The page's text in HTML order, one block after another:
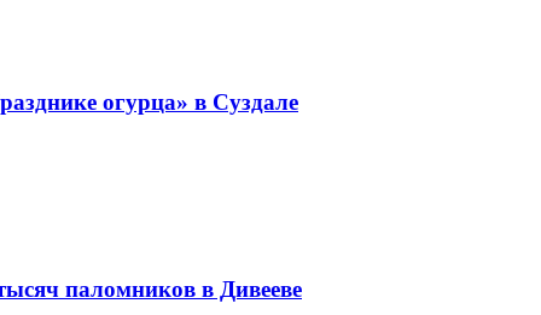
огурца» в Суздале
паломников в Дивееве